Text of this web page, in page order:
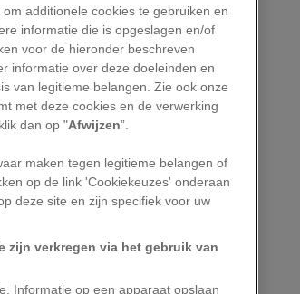
: een
ze in
de
te
additionele cookies te gebruiken en
informatie die is opgeslagen en/of
voor de hieronder beschreven
informatie over deze doeleinden en
van legitieme belangen. Zie ook onze
met deze cookies en de verwerking
dan op "Afwijzen”.
maken tegen legitieme belangen of
op de link 'Cookiekeuzes' onderaan
deze site en zijn specifiek voor uw
zijn verkregen via het gebruik van
Informatie op een apparaat opslaan